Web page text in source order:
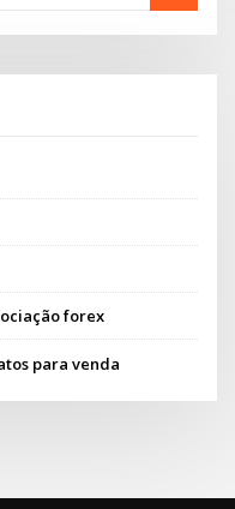
forex
para venda